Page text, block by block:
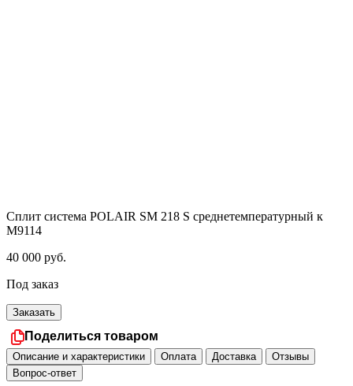
Сплит система POLAIR SM 218 S среднетемпературный к
М9114
40 000 руб.
Под заказ
Заказать
Поделиться товаром
Описание и характеристики Оплата Доставка
Отзывы
Вопрос-ответ